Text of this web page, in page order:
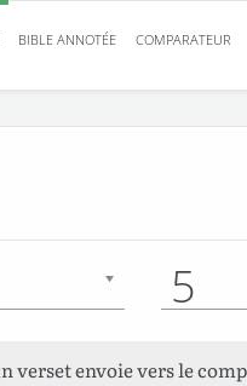
BIBLE ANNOTÉE COMPARATEUR
5
verset envoie vers le